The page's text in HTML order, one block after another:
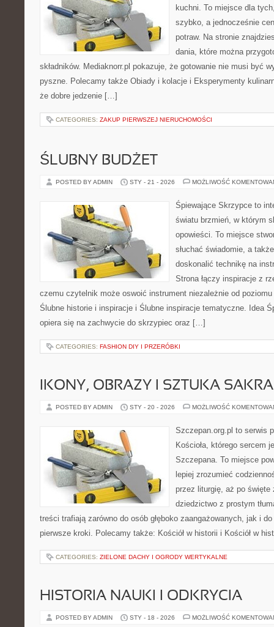
kuchni. To miejsce dla
szybko, a jednocześnie
potraw. Na stronie
dania, które można
składników. Mediaknorr.pl pokazuje, że gotowanie nie musi być
pyszne. Polecamy także Obiady i kolacje i Eksperymenty
że dobre jedzenie […]
CATEGORIES: ZAKUP PIERWSZEJ NIERUCHOMOŚCI
ŚLUBNY BUDŻET
POSTED BY ADMIN STY - 21 - 2026 MOŻLIWOŚĆ
Śpiewające Skrzypce to
światu brzmień, w którym
opowieści. To miejsce
słuchać świadomie, a
doskonalić technikę na
Strona łączy inspiracje z
czemu czytelnik może oswoić instrument niezależnie od
Ślubne historie i inspiracje i Ślubne inspiracje tematyczne. Idea
opiera się na zachwycie do skrzypiec oraz […]
CATEGORIES: FASHION DIY I PRZERÓBKI
IKONY, OBRAZY I SZTUKA
POSTED BY ADMIN STY - 20 - 2026 MOŻLIWOŚĆ
Szczepan.org.pl to serwis
Kościoła, którego sercem
Szczepana. To miejsce
lepiej zrozumieć
przez liturgię, aż po święte
dziedzictwo z prostym
treści trafiają zarówno do osób głęboko zaangażowanych, jak i
pierwsze kroki. Polecamy także: Kościół w historii i Kościół w
CATEGORIES: ZIELONE DACHY I OGRODY WERTYKALNE
HISTORIA NAUKI I ODKRYCIA
POSTED BY ADMIN STY - 18 - 2026 MOŻLIWOŚĆ